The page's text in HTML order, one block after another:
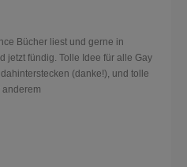
Bücher liest und gerne in
jetzt fündig. Tolle Idee für alle Gay
(danke!), und tolle
anderem